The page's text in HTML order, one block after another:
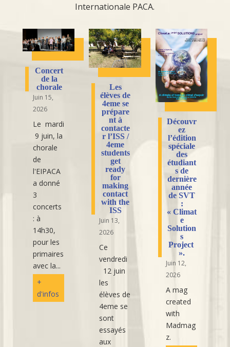
Internationale PACA.
Concert
de la
chorale
Juin 15,
2026
Le mardi
9 juin, la
chorale
de
l'EIPACA
a donné
3
concerts
: à
14h30,
pour les
primaires
avec la...
+
d'infos
Les
élèves de
4eme se
prépare
nt à
contacte
r l’ISS /
4eme
students
get
ready
for
making
contact
with the
ISS
Juin 13,
2026
Ce
vendredi
12 juin
les
élèves de
4eme se
sont
essayés
aux
Découvr
ez
l’édition
spéciale
des
étudiant
s de
dernière
année
de SVT
:
« Climat
e
Solution
s
Project
».
Juin 12,
2026
A mag
created
with
Madmag
z.